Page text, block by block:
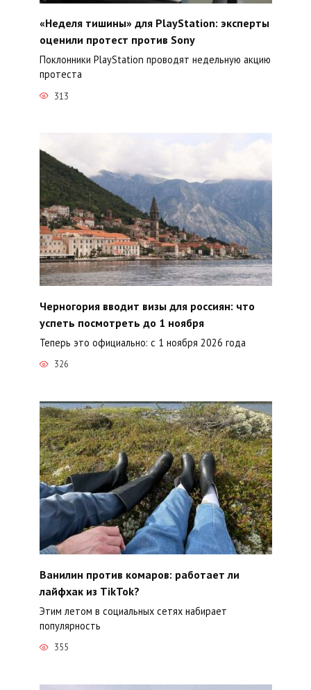
«Неделя тишины» для PlayStation: эксперты
оценили протест против Sony
Поклонники PlayStation проводят недельную акцию
протеста
313
Черногория вводит визы для россиян: что
успеть посмотреть до 1 ноября
Теперь это официально: с 1 ноября 2026 года
326
Ванилин против комаров: работает ли
лайфхак из TikTok?
Этим летом в социальных сетях набирает
популярность
355